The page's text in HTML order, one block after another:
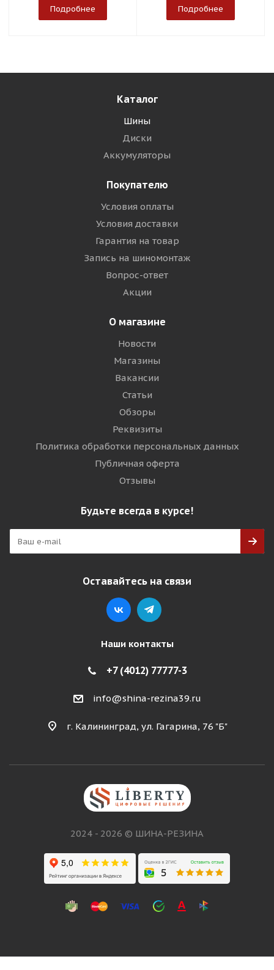
Подробнее Подробнее
Каталог
Шины
Диски
Аккумуляторы
Покупателю
Условия оплаты
Условия доставки
Гарантия на товар
Запись на шиномонтаж
Вопрос-ответ
Акции
О магазине
Новости
Магазины
Вакансии
Статьи
Обзоры
Реквизиты
Политика обработки персональных данных
Публичная оферта
Отзывы
Будьте всегда в курсе!
Оставайтесь на связи
Наши контакты
+7 (4012) 77777-3
info@shina-rezina39.ru
г. Калининград, ул. Гагарина, 76 "Б"
2024 - 2026 © ШИНА-РЕЗИНА